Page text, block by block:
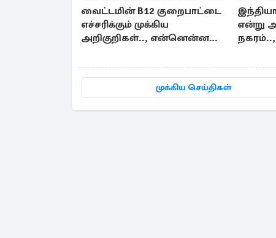
வைட்டமின் B12 குறைபாட்டை
எச்சரிக்கும் முக்கிய
அறிகுறிகள்.., என்னென்ன
என்று
நகரம்..,
முக்கிய செய்திகள்